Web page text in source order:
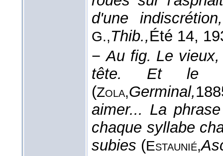
d'une
G.,Thib.,Été 14,
−Au fig. Le
tête. Et le
(Zola,Germinal,
aimer... La
chaque syllabe
subies (Estaunié,